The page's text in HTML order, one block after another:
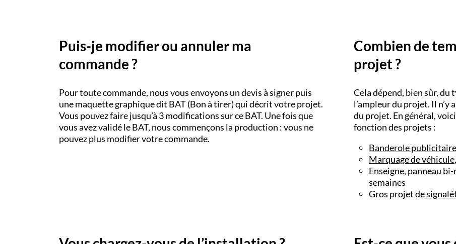
Puis-je modifier ou annuler ma
commande ?
Pour toute commande, nous vous envoyons un devis à signer puis
une maquette graphique dit BAT (Bon à tirer) qui décrit votre projet.
Vous pouvez faire jusqu’à 3 modifications sur ce BAT. Une fois que
vous avez validé le BAT, nous commençons la production : vous ne
pouvez plus modifier votre commande.
Combien de
projet ?
Cela dépend, bien sûr, du
l’ampleur du projet. Il n’y
du projet. En général,
fonction des projets :
Banderole publicitaire
Marquage de véhicule,
Enseigne, panneau
semaines
Gros projet de